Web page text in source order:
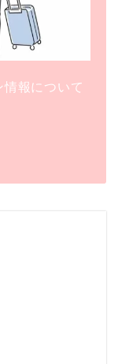
報について